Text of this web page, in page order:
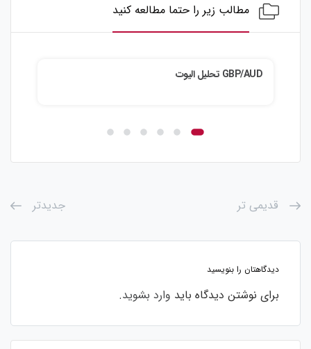
مطالب زیر را حتما مطالعه کنید
GBP/AUD تحلیل الیوت
قدیمی تر جدیدتر
دیدگاهتان را بنویسید
برای نوشتن دیدگاه باید وارد بشوید.